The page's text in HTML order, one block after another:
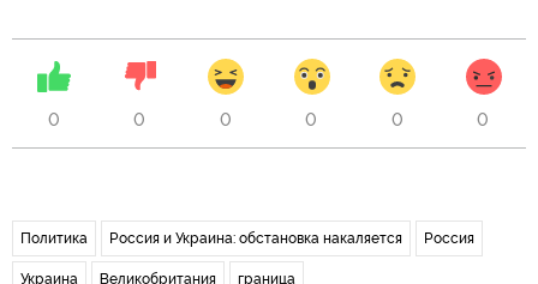
0 0 0 0 0 0
Политика Россия и Украина: обстановка накаляется Россия
Украина Великобритания граница